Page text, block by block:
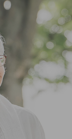
プ
動